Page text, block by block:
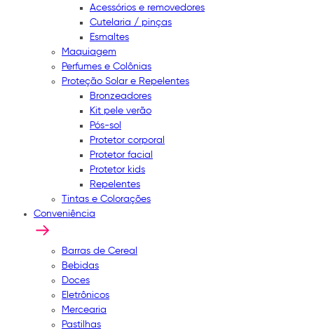
Acessórios e removedores
Cutelaria / pinças
Esmaltes
Maquiagem
Perfumes e Colônias
Proteção Solar e Repelentes
Bronzeadores
Kit pele verão
Pós-sol
Protetor corporal
Protetor facial
Protetor kids
Repelentes
Tintas e Colorações
Conveniência
Barras de Cereal
Bebidas
Doces
Eletrônicos
Mercearia
Pastilhas